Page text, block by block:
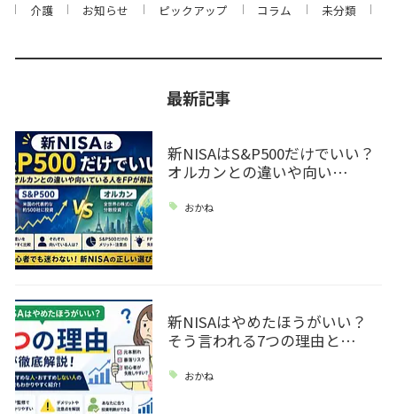
介護 お知らせ ピックアップ コラム 未分類
最新記事
新NISAはS&P500だけでいい？
オルカンとの違いや向い…
おかね
新NISAはやめたほうがいい？
そう言われる7つの理由と…
おかね